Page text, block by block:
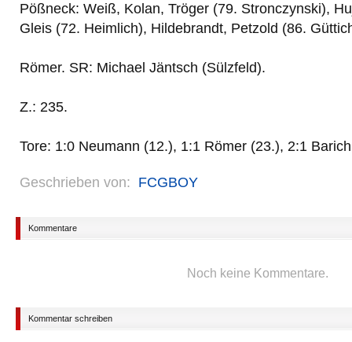
Pößneck: Weiß, Kolan, Tröger (79. Stronczynski),
Gleis (72. Heimlich), Hildebrandt, Petzold (86.
Römer. SR: Michael Jäntsch (Sülzfeld).
Z.: 235.
Tore: 1:0 Neumann (12.), 1:1 Römer (23.), 2:1
Geschrieben von: FCGBOY
Kommentare
Noch keine Kommentare.
Kommentar schreiben